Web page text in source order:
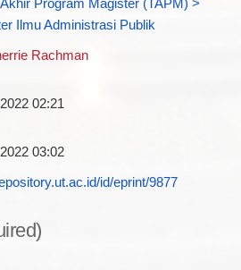
Program Magister (TAPM) >
Ilmu Administrasi Publik
Rachman
02:21
03:02
id/eprint/9877